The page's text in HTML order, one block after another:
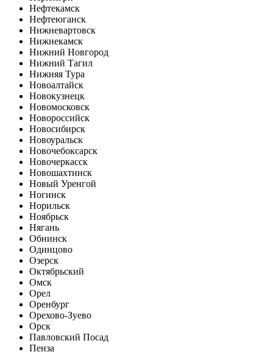
Нефтекамск
Нефтеюганск
Нижневартовск
Нижнекамск
Нижний Новгород
Нижний Тагил
Нижняя Тура
Новоалтайск
Новокузнецк
Новомосковск
Новороссийск
Новосибирск
Новоуральск
Новочебоксарск
Новочеркасск
Новошахтинск
Новый Уренгой
Ногинск
Норильск
Ноябрьск
Нягань
Обнинск
Одинцово
Озерск
Октябрьский
Омск
Орел
Оренбург
Орехово-Зуево
Орск
Павловский Посад
Пенза